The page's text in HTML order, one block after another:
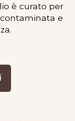
è curato per
e